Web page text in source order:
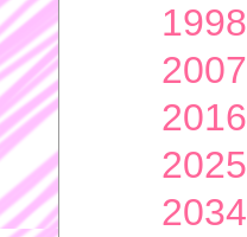
1998
2007
2016
2025
2034